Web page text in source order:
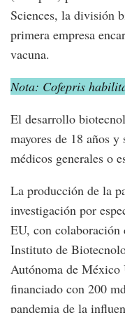
Sciences, la división
primera empresa
vacuna.
Nota: Cofepris
El desarrollo
mayores de 18 años
médicos generales o
La producción de la
investigación por
EU, con
Instituto de
Autónoma de
financiado con 200
pandemia de la